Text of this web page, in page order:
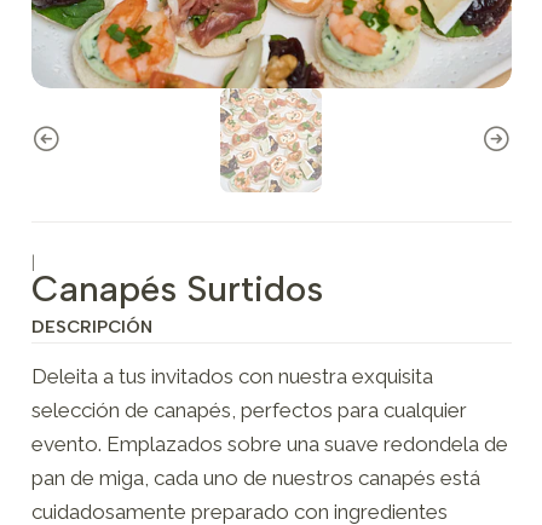
|
Canapés Surtidos
DESCRIPCIÓN
Deleita a tus invitados con nuestra exquisita
selección de canapés, perfectos para cualquier
evento. Emplazados sobre una suave redondela de
pan de miga, cada uno de nuestros canapés está
cuidadosamente preparado con ingredientes